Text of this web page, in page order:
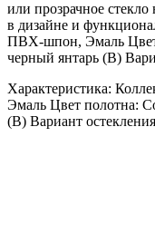
или прозрачное
в дизайне и
ПВХ-шпон, Эмаль
черный янтарь (B)
Характеристика:
Эмаль Цвет полотна:
(B) Вариант